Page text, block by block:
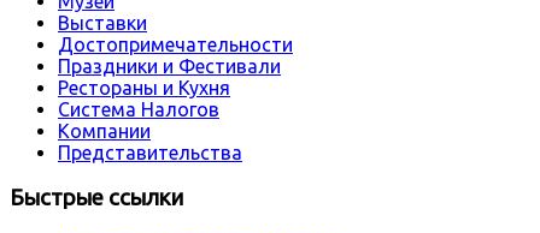
Выставки
Достопримечательности
Праздники и Фестивали
Рестораны и Кухня
Система Налогов
Компании
Представительства
Быстрые ссылки